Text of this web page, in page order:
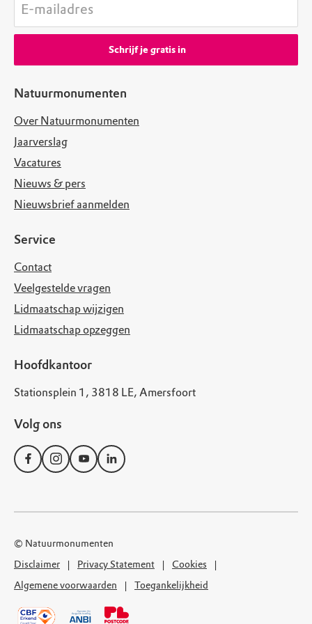
Natuurmonumenten
Over Natuurmonumenten
Jaarverslag
Vacatures
Nieuws & pers
Nieuwsbrief aanmelden
Service
Contact
Veelgestelde vragen
Lidmaatschap wijzigen
Lidmaatschap opzeggen
Hoofdkantoor
Stationsplein 1, 3818 LE, Amersfoort
Volg ons
E-mailadres
Schrijf je gratis in
© Natuurmonumenten
Disclaimer
Privacy Statement
Cookies
Algemene voorwaarden
Toegankelijkheid